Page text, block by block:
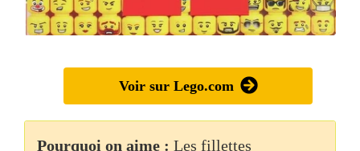
Voir sur Lego.com
Pourquoi on aime : Les fillettes